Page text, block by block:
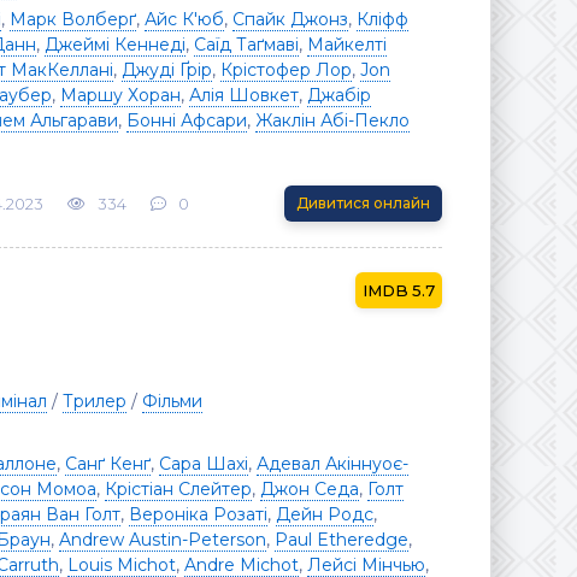
, Марк Волберґ, Айс К'юб, Спайк Джонз, Кліфф
, Джеймі Кеннеді, Саїд Таґмаві, Майкелті
МакКеллані, Джуді Ґрір, Крістофер Лор, Jon
, Маршу Хоран, Алія Шовкет, Джабір
Альгарави, Бонні Афсари, Жаклін Абі-Пекло
334 0 Дивитися онлайн
5.7
/ Трилер / Фільми
, Санґ Кенґ, Сара Шахі, Адевал Акіннуоє-
Момоа, Крістіан Слейтер, Джон Седа, Голт
Ван Голт, Вероніка Розаті, Дейн Родс,
, Andrew Austin-Peterson, Paul Etheredge,
, Louis Michot, Andre Michot, Лейсі Мінчью,